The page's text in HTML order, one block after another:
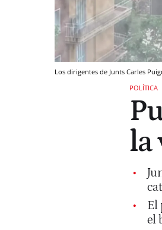
Los dirigentes de Junts Carles
POLÍTICA
la
El
el